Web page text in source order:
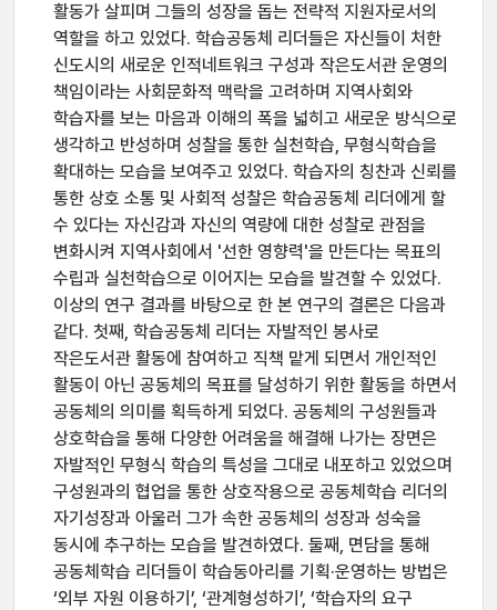
활동가 살피며 그들의 성장을 돕는 전략적 지원자로서의
역할을 하고 있었다. 학습공동체 리더들은 자신들이 처한
신도시의 새로운 인적네트워크 구성과 작은도서관 운영의
책임이라는 사회문화적 맥락을 고려하며 지역사회와
학습자를 보는 마음과 이해의 폭을 넓히고 새로운 방식으로
생각하고 반성하며 성찰을 통한 실천학습, 무형식학습을
확대하는 모습을 보여주고 있었다. 학습자의 칭찬과 신뢰를
통한 상호 소통 및 사회적 성찰은 학습공동체 리더에게 할
수 있다는 자신감과 자신의 역량에 대한 성찰로 관점을
변화시켜 지역사회에서 '선한 영향력'을 만든다는 목표의
수립과 실천학습으로 이어지는 모습을 발견할 수 있었다.
이상의 연구 결과를 바탕으로 한 본 연구의 결론은 다음과
같다. 첫째, 학습공동체 리더는 자발적인 봉사로
작은도서관 활동에 참여하고 직책 맡게 되면서 개인적인
활동이 아닌 공동체의 목표를 달성하기 위한 활동을 하면서
공동체의 의미를 획득하게 되었다. 공동체의 구성원들과
상호학습을 통해 다양한 어려움을 해결해 나가는 장면은
자발적인 무형식 학습의 특성을 그대로 내포하고 있었으며
구성원과의 협업을 통한 상호작용으로 공동체학습 리더의
자기성장과 아울러 그가 속한 공동체의 성장과 성숙을
동시에 추구하는 모습을 발견하였다. 둘째, 면담을 통해
공동체학습 리더들이 학습동아리를 기획·운영하는 방법은
‘외부 자원 이용하기’, ‘관계형성하기’, ‘학습자의 요구